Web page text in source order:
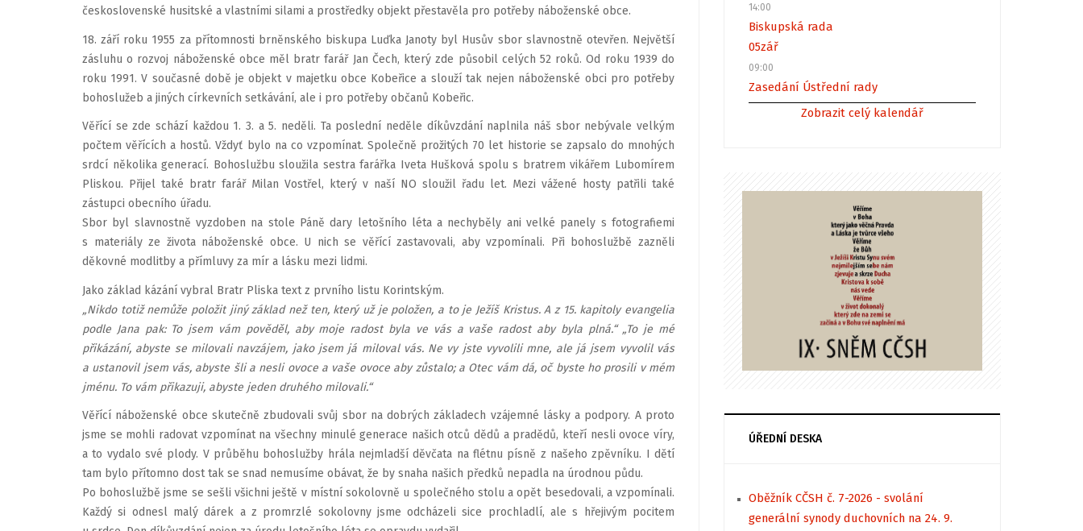
československé husitské a vlastními silami a prostředky objekt přestavěla pro potřeby náboženské obce.
18. září roku 1955 za přítomnosti brněnského biskupa Luďka Janoty byl Husův sbor slavnostně otevřen. Největší
zásluhu o rozvoj náboženské obce měl bratr farář Jan Čech, který zde působil celých 52 roků. Od roku 1939 do
roku 1991. V současné době je objekt v majetku obce Kobeřice a slouží tak nejen náboženské obci pro potřeby
bohoslužeb a jiných církevních setkávání, ale i pro potřeby občanů Kobeřic.
Věřící se zde schází každou 1. 3. a 5. neděli. Ta poslední neděle díkůvzdání naplnila náš sbor nebývale velkým
počtem věřících a hostů. Vždyť bylo na co vzpomínat. Společně prožitých 70 let historie se zapsalo do mnohých
srdcí několika generací. Bohoslužbu sloužila sestra farářka Iveta Hušková spolu s bratrem vikářem Lubomírem
Pliskou. Přijel také bratr farář Milan Vostřel, který v naší NO sloužil řadu let. Mezi vážené hosty patřili také
zástupci obecního úřadu.
Sbor byl slavnostně vyzdoben na stole Páně dary letošního léta a nechyběly ani velké panely s fotografiemi
s materiály ze života náboženské obce. U nich se věřící zastavovali, aby vzpomínali. Při bohoslužbě zazněli
děkovné modlitby a přímluvy za mír a lásku mezi lidmi.
Jako základ kázání vybral Bratr Pliska text z prvního listu Korintským.
„Nikdo totiž nemůže položit jiný základ než ten, který už je položen, a to je Ježíš Kristus. A z 15. kapitoly evangelia
podle Jana pak: To jsem vám pověděl, aby moje radost byla ve vás a vaše radost aby byla plná.“ „To je mé
přikázání, abyste se milovali navzájem, jako jsem já miloval vás. Ne vy jste vyvolili mne, ale já jsem vyvolil vás
a ustanovil jsem vás, abyste šli a nesli ovoce a vaše ovoce aby zůstalo; a Otec vám dá, oč byste ho prosili v mém
jménu. To vám přikazuji, abyste jeden druhého milovali.“
Věřící náboženské obce skutečně zbudovali svůj sbor na dobrých základech vzájemné lásky a podpory. A proto
jsme se mohli radovat vzpomínat na všechny minulé generace našich otců dědů a pradědů, kteří nesli ovoce víry,
a to vydalo své plody. V průběhu bohoslužby hrála nejmladší děvčata na flétnu písně z našeho zpěvníku. I dětí
tam bylo přítomno dost tak se snad nemusíme obávat, že by snaha našich předků nepadla na úrodnou půdu.
Po bohoslužbě jsme se sešli všichni ještě v místní sokolovně u společného stolu a opět besedovali, a vzpomínali.
Každý si odnesl malý dárek a z promrzlé sokolovny jsme odcházeli sice prochladlí, ale s hřejivým pocitem
14:00
Biskupská rada
05zář
09:00
Zasedání Ústřední rady
Zobrazit celý kalendář
ÚŘEDNÍ DESKA
Oběžník CČSH č. 7-2026 - svolání
generální synody duchovních na 24. 9.